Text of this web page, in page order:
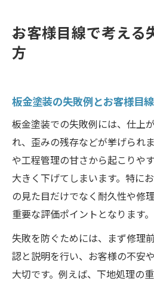
お客様目線で考える
方
板金塗装の失敗例とお客様目
板金塗装での失敗例には、仕上
れ、歪みの残存などが挙げられ
や工程管理の甘さから起こりや
大きく下げてしまいます。特に
の見た目だけでなく耐久性や修
重要な評価ポイントとなります。
失敗を防ぐためには、まず修理
認と説明を行い、お客様の不安
大切です。例えば、下地処理の